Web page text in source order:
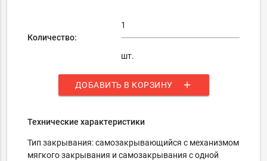
Количество:
шт.
ДОБАВИТЬ В КОРЗИНУ add
Технические характеристики
Тип закрывания: самозакрывающийся c механизмом
мягкого закрывания и самозакрывания с одной